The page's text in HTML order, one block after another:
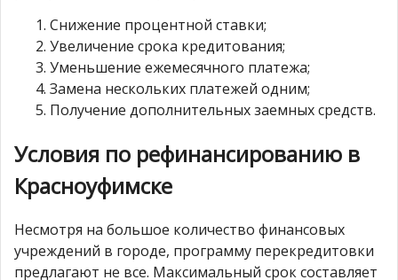
Снижение процентной ставки;
Увеличение срока кредитования;
Уменьшение ежемесячного платежа;
Замена нескольких платежей одним;
Получение дополнительных заемных средств.
Условия по рефинансированию в
Красноуфимске
Несмотря на большое количество финансовых
учреждений в городе, программу перекредитовки
предлагают не все. Максимальный срок составляет